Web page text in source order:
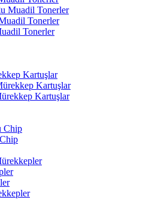
Muadil Tonerler
Tonerler
Tonerler
Kartuşlar
Kartuşlar
Kartuşlar
Chip